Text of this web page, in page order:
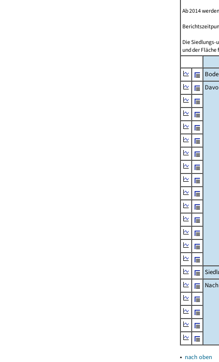
Ab 2014
Die Siedlungs-
und der Fläche
▴ nach oben